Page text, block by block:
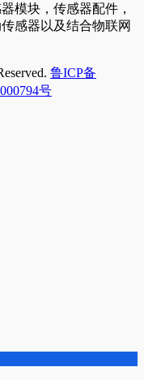
模块，传感器配件，
感器以及结合物联网
鲁ICP备
号